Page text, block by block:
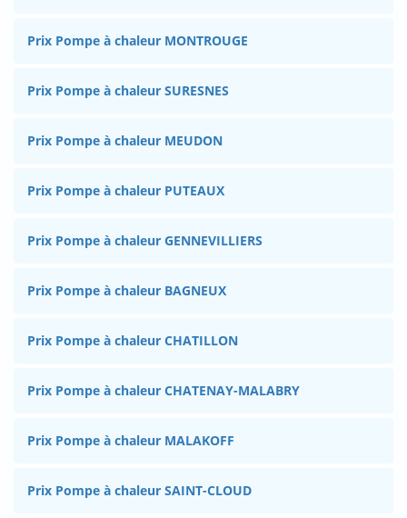
Prix Pompe à chaleur MONTROUGE
Prix Pompe à chaleur SURESNES
Prix Pompe à chaleur MEUDON
Prix Pompe à chaleur PUTEAUX
Prix Pompe à chaleur GENNEVILLIERS
Prix Pompe à chaleur BAGNEUX
Prix Pompe à chaleur CHATILLON
Prix Pompe à chaleur CHATENAY-MALABRY
Prix Pompe à chaleur MALAKOFF
Prix Pompe à chaleur SAINT-CLOUD